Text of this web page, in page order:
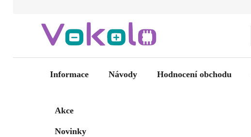
Informace Návody Hodnocení obchodu
kategorieAkce
Novinky